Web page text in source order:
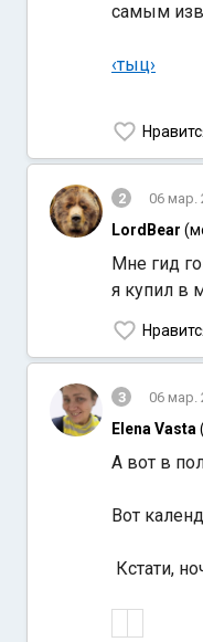
самым
‹тыц›
2 06 мар.
LordBear
Мне гид
я купил в
3 06 мар.
Elena Vasta
А вот в
Вот
Кстати,